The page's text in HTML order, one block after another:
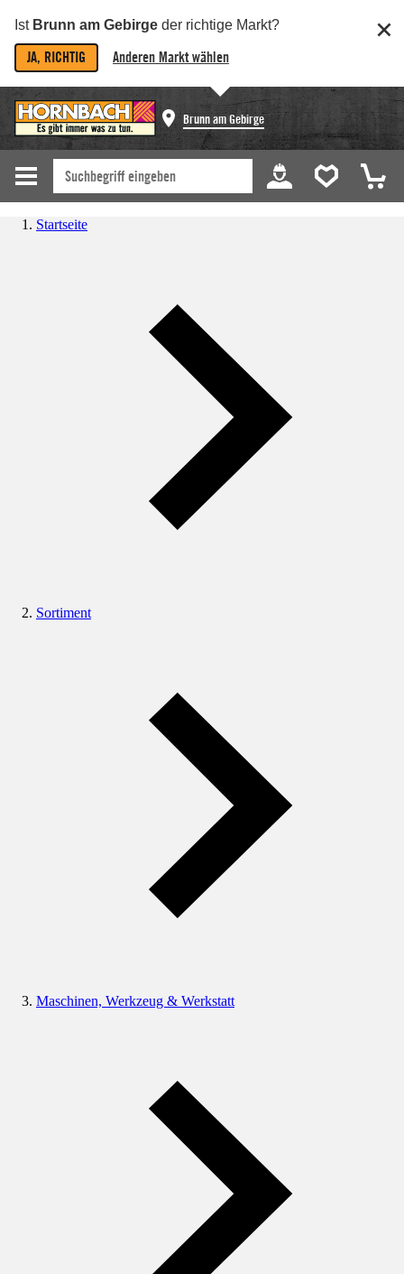
Ist Brunn am Gebirge der richtige Markt?
JA, RICHTIG Anderen Markt wählen
Brunn am Gebirge
Startseite
Sortiment
Maschinen, Werkzeug & Werkstatt